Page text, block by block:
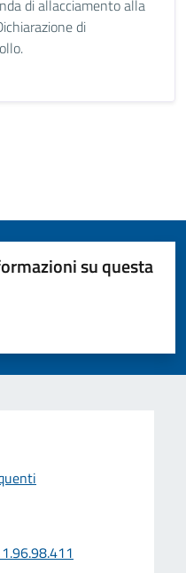
di allacciamento alla
di
su questa
5